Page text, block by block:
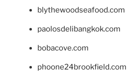
blythewoodseafood.com
paolosdelibangkok.com
bobacove.com
phoone24brookfield.com